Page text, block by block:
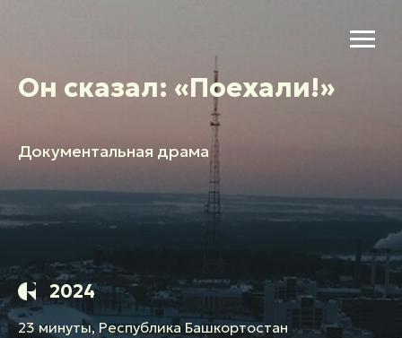
Он сказал: «Поехали!»
Документальная драма
2024
23 минуты, Республика Башкортостан